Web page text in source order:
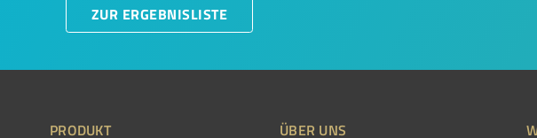
ZUR ERGEBNISLISTE
PRODUKT ÜBER UNS